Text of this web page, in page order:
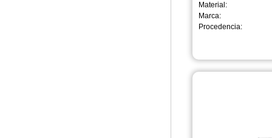
Material:
Marca:
Procedencia: